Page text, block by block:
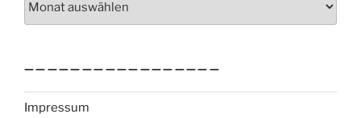
—————————————————
Impressum